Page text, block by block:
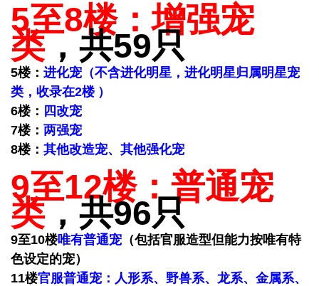
5至8楼：增强宠
类，共59只
5楼： 进化宠（不含进化明星，进化明星归属明星宠
类，收录在2楼 ）
6楼： 四改宠
7楼： 两强宠
8楼： 其他改造宠、其他强化宠
9至12楼：普通宠
类，共96只
9至10楼唯有普通宠 （包括官服造型但能力按唯有特
色设定的宠）
11楼官服普通宠：人形系、野兽系、龙系、金属系、